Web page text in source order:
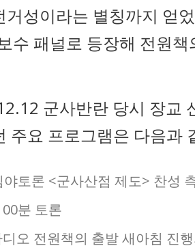
성이라는 별칭까지 얻
수 패널로 등장해 전원
군사반란 당시 장교
주요 프로그램은 다음과
야토론 <군사산점 제도> 찬성
분 토론
오 전원책의 출발 새아침 진